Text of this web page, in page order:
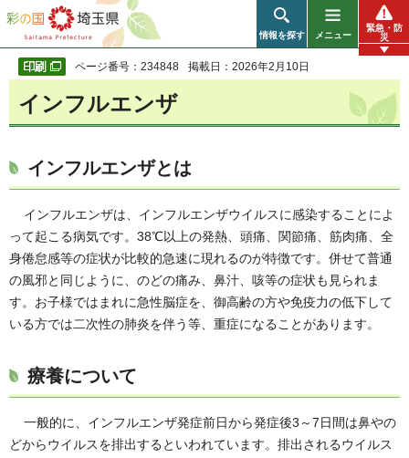
彩の国 埼玉県
情報を探す メニュー
緊急・防
災
ページ番号：234848 掲載日：2026年2月10日
インフルエンザ
インフルエンザとは
インフルエンザは、インフルエンザウイルスに感染することによ
って起こる病気です。38℃以上の発熱、頭痛、関節痛、筋肉痛、全
身倦怠感等の症状が比較的急速に現れるのが特徴です。併せて普通
の風邪と同じように、のどの痛み、鼻汁、咳等の症状も見られま
す。お子様ではまれに急性脳症を、御高齢の方や免疫力の低下して
いる方では二次性の肺炎を伴う等、重症になることがあります。
療養について
一般的に、インフルエンザ発症前日から発症後3～7日間は鼻やの
どからウイルスを排出するといわれています。排出されるウイルス